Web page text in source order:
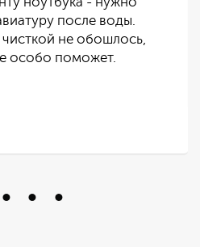
ноутбука - нужно
после воды.
чисткой не обошлось,
особо поможет.